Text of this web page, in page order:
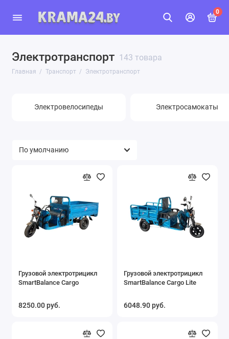
0
Электротранспорт 143 товара
Главная Транспорт Электротранспорт
Электровелосипеды Электросамокаты
Грузовой электротрицикл
SmartBalance Cargo
8250.00 руб.
Грузовой электротрицикл
SmartBalance Cargo Lite
6048.90 руб.